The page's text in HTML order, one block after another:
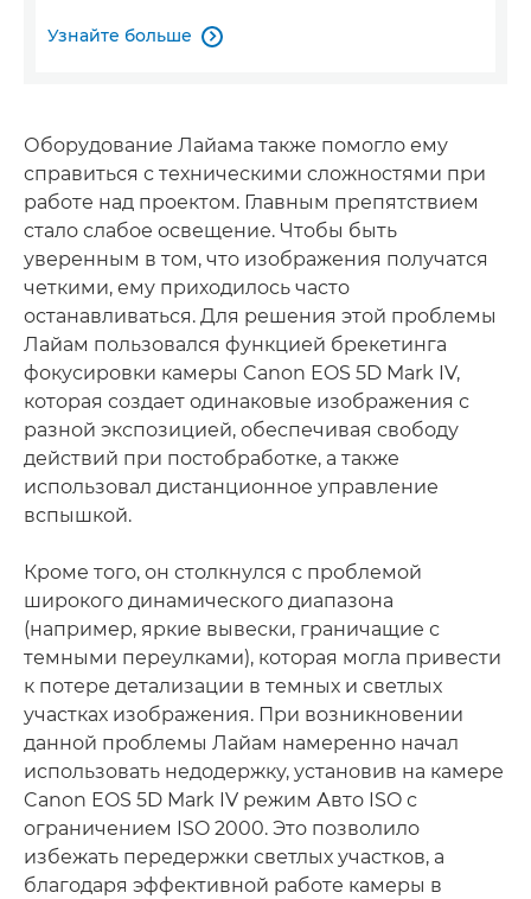
Узнайте больше 
Оборудование Лайама также помогло ему
справиться с техническими сложностями при
работе над проектом. Главным препятствием
стало слабое освещение. Чтобы быть
уверенным в том, что изображения получатся
четкими, ему приходилось часто
останавливаться. Для решения этой проблемы
Лайам пользовался функцией брекетинга
фокусировки камеры Canon EOS 5D Mark IV,
которая создает одинаковые изображения с
разной экспозицией, обеспечивая свободу
действий при постобработке, а также
использовал дистанционное управление
вспышкой.
Кроме того, он столкнулся с проблемой
широкого динамического диапазона
(например, яркие вывески, граничащие с
темными переулками), которая могла привести
к потере детализации в темных и светлых
участках изображения. При возникновении
данной проблемы Лайам намеренно начал
использовать недодержку, установив на камере
Canon EOS 5D Mark IV режим Авто ISO с
ограничением ISO 2000. Это позволило
избежать передержки светлых участков, а
благодаря эффективной работе камеры в